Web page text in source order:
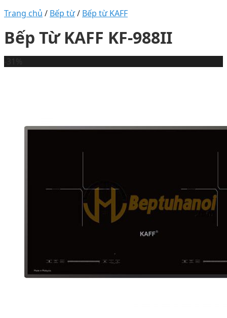
Trang chủ / Bếp từ/ Bếp từ KAFF
Bếp Từ KAFF KF-988II